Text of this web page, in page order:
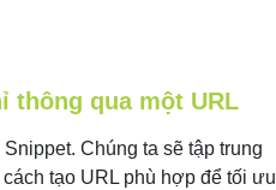
thông qua một URL
Chúng ta sẽ tập trung
tạo URL phù hợp để tối ưu